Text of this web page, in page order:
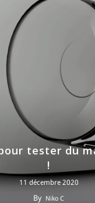
tester du
!
11 décembre 2020
By Niko C